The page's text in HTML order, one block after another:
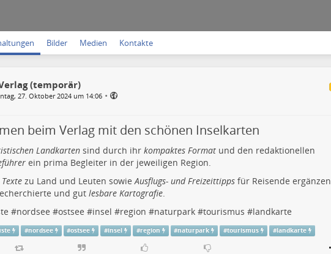
Bilder Medien Kontakte
(temporär)
27. Oktober 2024 um 14:06 •
beim Verlag mit den schönen Inselkarten
Landkartensind durch ihr kompaktes Formatund den redaktionellen
ein prima Begleiter in der jeweiligen Region.
zu Land und Leuten sowieAusflugs- und Freizeittippsfür Reisende ergänzen
und gut lesbare Kartografie.
#nordsee #ostsee #insel #region #naturpark#tourismus #landkarte
#nordsee #ostsee #insel #region #naturpark #tourismus #landkarte